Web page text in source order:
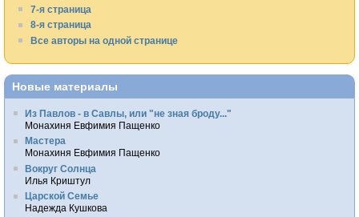
7-я страница
8-я страница
Все авторы на одной странице
Новые материалы
Из Павлов - в Савлы, или "не зная броду..."
Монахиня Евфимия Пащенко
Мастера
Монахиня Евфимия Пащенко
Вокруг Солнца
Илья Криштул
Царской Семье
Надежда Кушкова